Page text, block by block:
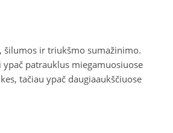
šilumos ir triukšmo sumažinimo.
patrauklus miegamuosiuose
tačiau ypač daugiaaukščiuose